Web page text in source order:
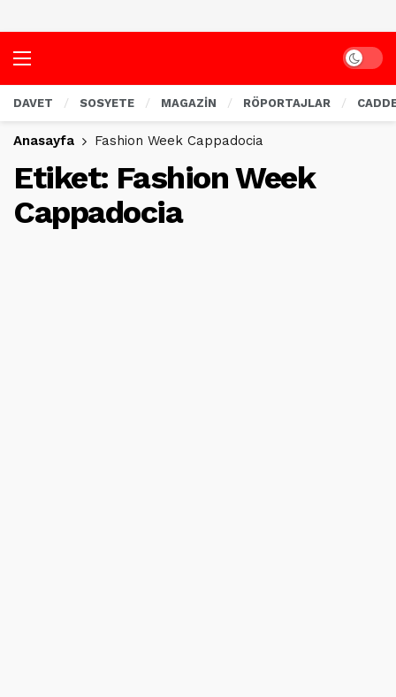
Dark
DAVET SOSYETE MAGAZİN RÖPORTAJLAR
Anasayfa Fashion Week Cappadocia
Etiket: Fashion Week
Cappadocia